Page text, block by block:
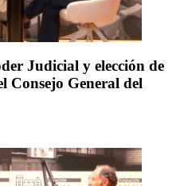
Judicial y elección de
Consejo General del